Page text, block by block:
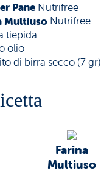
Pane Nutrifree
Multiuso Nutrifree
tiepida
olio
di birra secco (7 gr)
Farina
Multiuso